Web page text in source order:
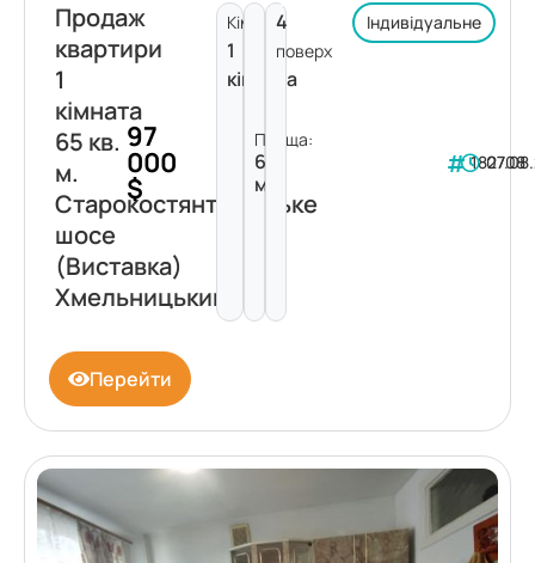
Продаж
квартири
1
кімната
65 кв.
м.
Старокостянтинівське
шосе
(Виставка)
Хмельницький
97
000
$
Кімнат:
1
кімната
Площа:
65
м²
4
поверх
Індивідуальне
182708
Перейти